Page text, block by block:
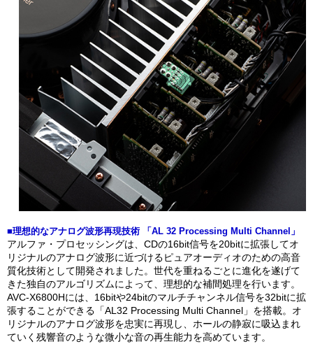
■理想的なアナログ波形再現技術 「AL 32 Processing Multi Channel」
アルファ・プロセッシングは、CDの16bit信号を20bitに拡張してオ
リジナルのアナログ波形に近づけるピュアオーディオのための高音
質化技術として開発されました。世代を重ねるごとに進化を遂げて
きた独自のアルゴリズムによって、理想的な補間処理を行います。
AVC-X6800Hには、16bitや24bitのマルチチャンネル信号を32bitに拡
張することができる「AL32 Processing Multi Channel」を搭載。オ
リジナルのアナログ波形を忠実に再現し、ホールの静寂に吸込まれ
ていく残響音のような微小な音の再生能力を高めています。